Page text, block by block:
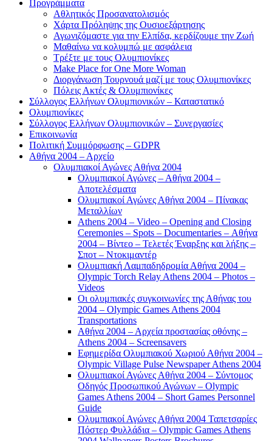
Προγράμματα
Αθλητικός Προσανατολισμός
Χάρτα Πρόληψης της Ουσιοεξάρτησης
Αγωνιζόμαστε για την Ελπίδα, κερδίζουμε την Ζωή
Μαθαίνω να κολυμπώ με ασφάλεια
Τρέξτε με τους Ολυμπιονίκες
Make Place for One More Woman
Διοργάνωση Τουρνουά μαζί με τους Ολυμπιονίκες
Πόλεις Ακτές & Ολυμπιονίκες
Σύλλογος Ελλήνων Ολυμπιονικών – Καταστατικό
Ολυμπιονίκες
Σύλλογος Ελλήνων Ολυμπιονικών – Συνεργασίες
Επικοινωνία
Πολιτική Συμμόρφωσης – GDPR
Αθήνα 2004 – Αρχείο
Ολυμπιακοί Αγώνες Αθήνα 2004
Ολυμπιακοί Αγώνες – Αθήνα 2004 –
Αποτελέσματα
Ολυμπιακοί Αγώνες Αθήνα 2004 – Πίνακας
Μεταλλίων
Athens 2004 – Video – Opening and Closing
Ceremonies – Spots – Documentaries – Αθήνα
2004 – Βίντεο – Τελετές Έναρξης και λήξης –
Σποτ – Ντοκιμαντέρ
Ολυμπιακή Λαμπαδηδρομία Αθήνα 2004 –
Olympic Torch Relay Athens 2004 – Photos –
Videos
Οι ολυμπιακές συγκοινωνίες της Αθήνας του
2004 – Olympic Games Athens 2004
Transportations
Αθήνα 2004 – Αρχεία προστασίας οθόνης –
Athens 2004 – Screensavers
Εφημερίδα Ολυμπιακού Χωριού Αθήνα 2004 –
Olympic Village Pulse Newspaper Athens 2004
Ολυμπιακοί Αγώνες Αθήνα 2004 – Σύντομος
Οδηγός Προσωπικού Αγώνων – Olympic
Games Athens 2004 – Short Games Personnel
Guide
Ολυμπιακοί Αγώνες Αθήνα 2004 Ταπετσαρίες
Πόστερ Φυλλάδια – Olympic Games Athens